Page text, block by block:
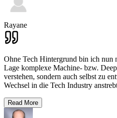
Rayane
Ohne Tech Hintergrund bin ich nun
Lage komplexe Machine- bzw.
verstehen, sondern auch selbst zu
Wechsel in die Tech Industry
Read More